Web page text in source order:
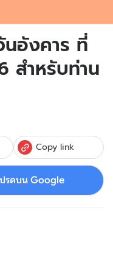
นอังคาร ที่
สำหรับท่าน
Copy link
ปรดบน Google